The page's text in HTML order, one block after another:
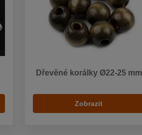
Dřevěné korálky Ø22-25 mm
Zobrazit